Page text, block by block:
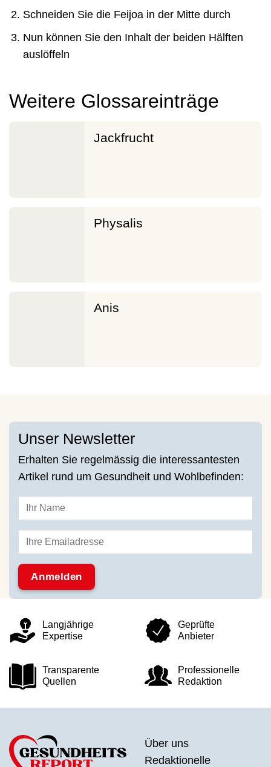
Schneiden Sie die Feijoa in der Mitte durch
Nun können Sie den Inhalt der beiden Hälften
auslöffeln
Weitere Glossareinträge
Jackfrucht
Physalis
Anis
Unser Newsletter
Erhalten Sie regelmässig die interessantesten
Artikel rund um Gesundheit und Wohlbefinden:
Langjährige
Expertise
Geprüfte
Anbieter
Transparente
Quellen
Professionelle
Redaktion
Über uns
Redaktionelle